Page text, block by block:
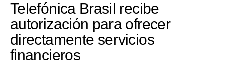
Economía
Mercados
Perú
Telefónica Brasil recibe
autorización para ofrecer
directamente servicios
financieros